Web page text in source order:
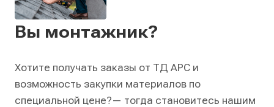
Вы монтажник?
Хотите получать заказы от ТД АРС и
возможность закупки материалов по
специальной цене?— тогда становитесь нашим